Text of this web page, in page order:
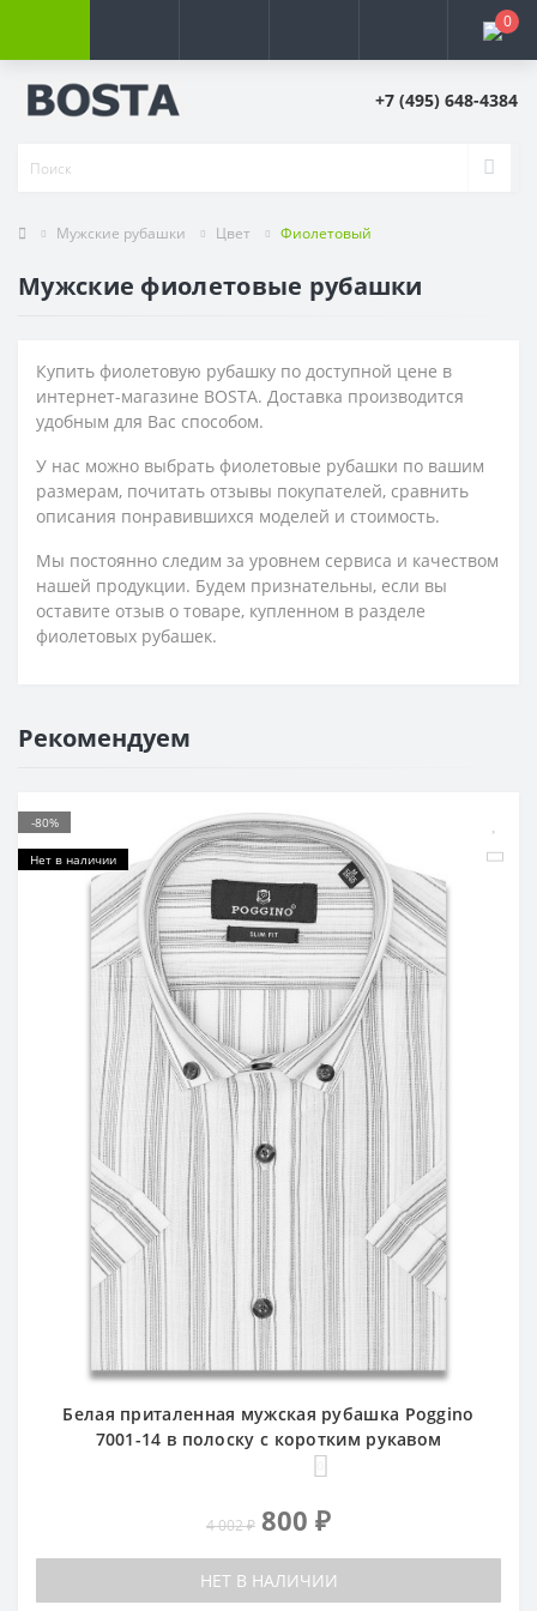
0
+7 (495) 648-4384
Мужские рубашки Цвет Фиолетовый
Мужские фиолетовые рубашки
Купить фиолетовую рубашку по доступной цене в
интернет-магазине BOSTA. Доставка производится
удобным для Вас способом.
У нас можно выбрать фиолетовые рубашки по вашим
размерам, почитать отзывы покупателей, сравнить
описания понравившихся моделей и стоимость.
Мы постоянно следим за уровнем сервиса и качеством
нашей продукции. Будем признательны, если вы
оставите отзыв о товаре, купленном в разделе
фиолетовых рубашек.
Рекомендуем
-80%
Нет в наличии
Белая приталенная мужская рубашка Poggino
7001-14 в полоску с коротким рукавом
4 002 ₽ 800 ₽
НЕТ В НАЛИЧИИ